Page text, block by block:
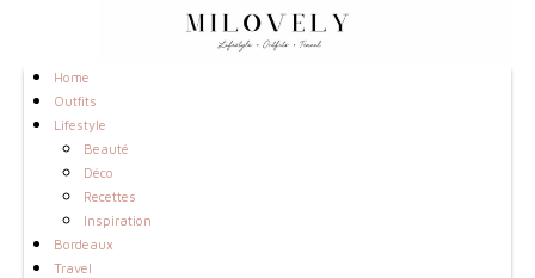
Home
Outfits
Lifestyle
Beauté
Déco
Recettes
Inspiration
Bordeaux
Travel